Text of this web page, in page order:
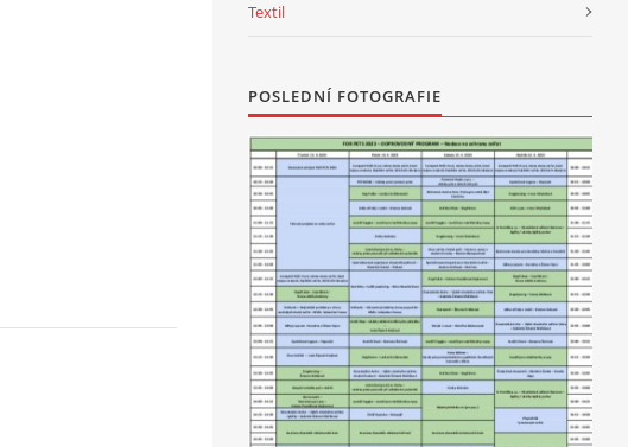
Textil
POSLEDNÍ FOTOGRAFIE